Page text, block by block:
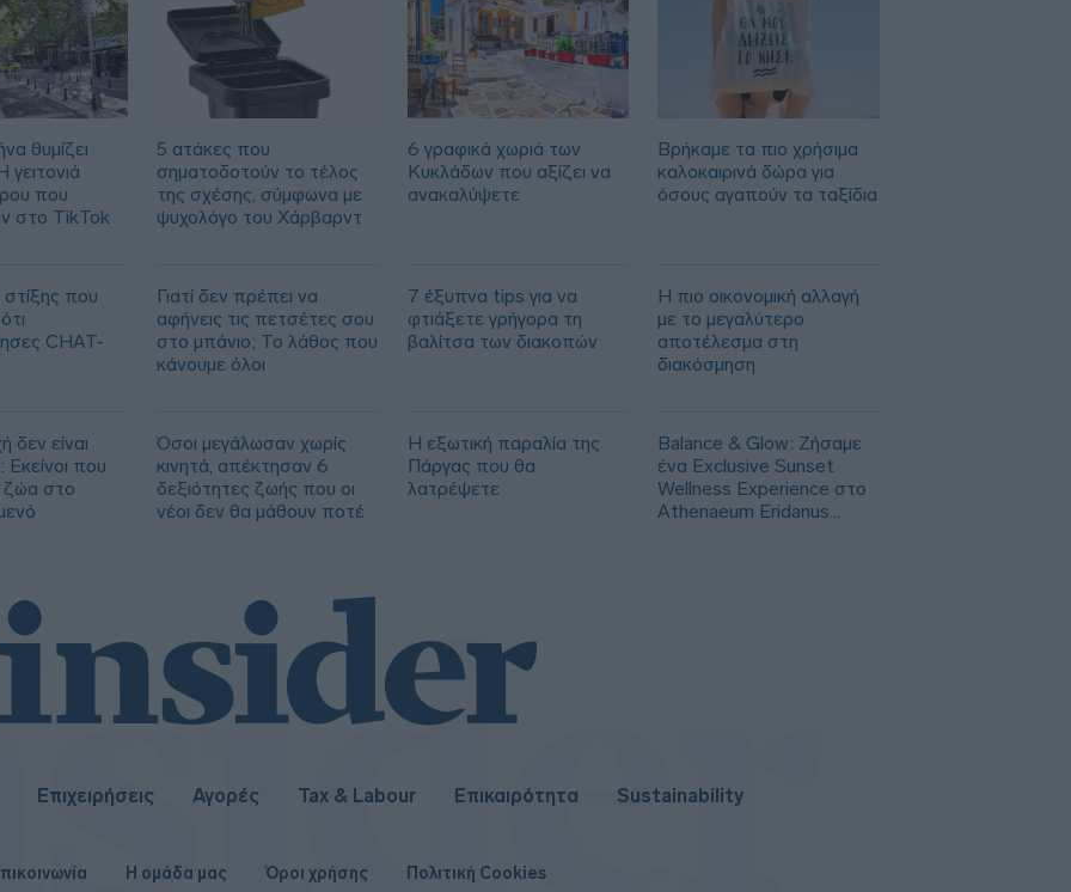
θυμίζει
που
στο TikTok
που
CHAT-
δεν είναι
που
στο
5 ατάκες που
σηματοδοτούν το τέλος
της σχέσης, σύμφωνα με
ψυχολόγο του Χάρβαρντ
Γιατί δεν πρέπει να
αφήνεις τις πετσέτες σου
στο μπάνιο; Το λάθος που
κάνουμε όλοι
Όσοι μεγάλωσαν χωρίς
κινητά, απέκτησαν 6
δεξιότητες ζωής που οι
νέοι δεν θα μάθουν ποτέ
6 γραφικά χωριά των
Κυκλάδων που αξίζει να
ανακαλύψετε
7 έξυπνα tips για να
φτιάξετε γρήγορα τη
βαλίτσα των διακοπών
Η εξωτική παραλία της
Πάργας που θα
λατρέψετε
Βρήκαμε τα πιο χρήσιμα
καλοκαιρινά δώρα για
όσους αγαπούν τα ταξίδια
Η πιο οικονομική αλλαγή
με το μεγαλύτερο
αποτέλεσμα στη
διακόσμηση
Balance & Glow: Ζήσαμε
ένα Exclusive Sunset
Wellness Experience στο
Athenaeum Eridanus
Επιχειρήσεις Αγορές Tax & Labour Επικαιρότητα Sustainability
Η ομάδα μας Όροι χρήσης
Πολιτική Cookies